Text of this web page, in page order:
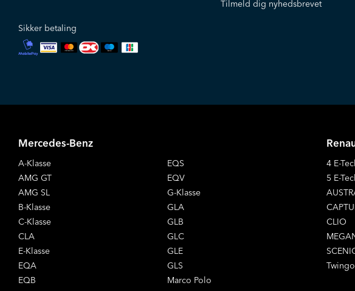
Sikker betaling
Tilmeld dig nyhedsbrevet
Mercedes-Benz
A-Klasse
AMG GT
AMG SL
B-Klasse
C-Klasse
CLA
E-Klasse
EQA
EQB
EQS
EQV
G-Klasse
GLA
GLB
GLC
GLE
GLS
Marco Polo
4 E-
5 E-
CLIO